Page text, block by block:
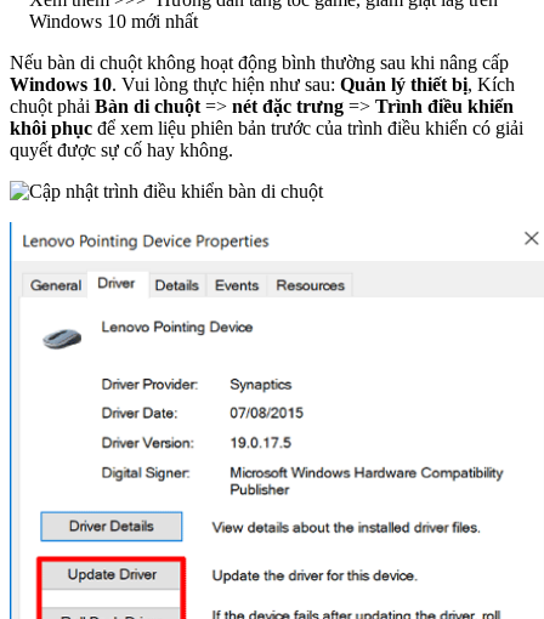
Windows 10 mới nhất
Nếu bàn di chuột không hoạt động bình thường sau khi nâng cấp
Windows 10. Vui lòng thực hiện như sau: Quản lý thiết bị, Kích
chuột phải Bàn di chuột => nét đặc trưng => Trình điều khiển
khôi phục để xem liệu phiên bản trước của trình điều khiển có giải
quyết được sự cố hay không.